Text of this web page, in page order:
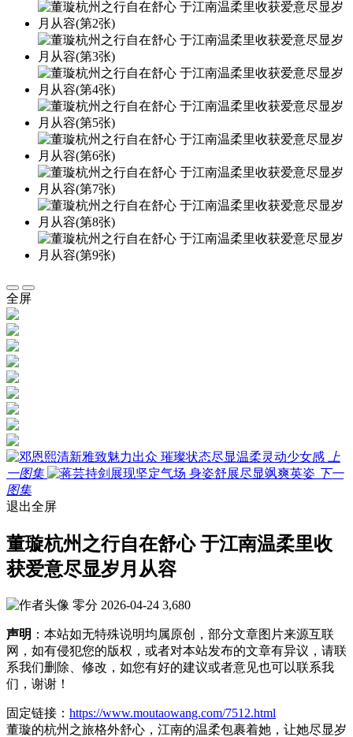
全屏
上
一图集
下一
图集
退出全屏
董璇杭州之行自在舒心 于江南温柔里收
获爱意尽显岁月从容
零分 2026-04-24 3,680
声明 ：本站如无特殊说明均属原创，部分文章图片来源互联
网，如有侵犯您的版权，或者对本站发布的文章有异议，请联
系我们删除、修改，如您有好的建议或者意见也可以联系我
们，谢谢！
固定链接： https://www.moutaowang.com/7512.html
董璇的杭州之旅格外舒心，江南的温柔包裹着她，让她尽显岁